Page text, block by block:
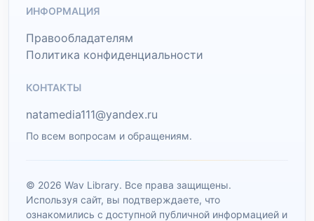
ИНФОРМАЦИЯ
Правообладателям
Политика конфиденциальности
КОНТАКТЫ
natamedia111@yandex.ru
По всем вопросам и обращениям.
© 2026 Wav Library. Все права защищены.
Используя сайт, вы подтверждаете, что
ознакомились с доступной публичной информацией и